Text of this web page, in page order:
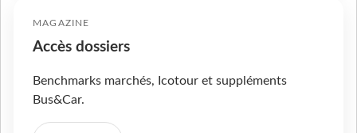
MAGAZINE
Accès dossiers
Benchmarks marchés, Icotour et suppléments
Bus&Car.